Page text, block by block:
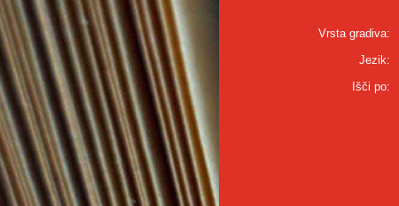
Vrsta gradiva:
Jezik:
Išči po: